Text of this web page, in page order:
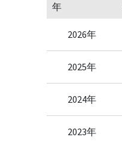
年
2026年
2025年
2024年
2023年